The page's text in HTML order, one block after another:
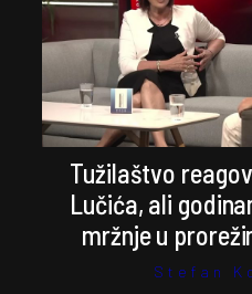
Tužilaštvo
Lučića, ali
mržnje u
Stefan